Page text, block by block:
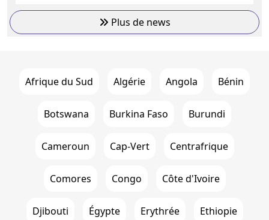
Plus de news
Afrique du Sud Algérie Angola Bénin
Botswana Burkina Faso Burundi
Cameroun Cap-Vert Centrafrique
Comores Congo Côte d'Ivoire
Djibouti Égypte Erythrée Ethiopie